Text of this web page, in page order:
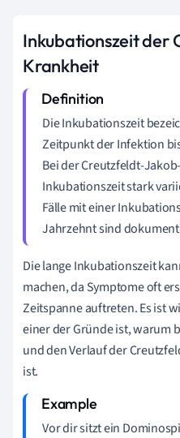
Inkubationszeit der
Krankheit
Die Inkubationszeit
Zeitpunkt der Infektion
Bei der Creutzfeldt-
Inkubationszeit stark
Fälle mit einer
Jahrzehnt sind
Die lange Inkubationszeit
machen, da Symptome oft
Zeitspanne auftreten. Es ist
einer der Gründe ist, warum
und den Verlauf der
ist.
Vor dir sitzt ein